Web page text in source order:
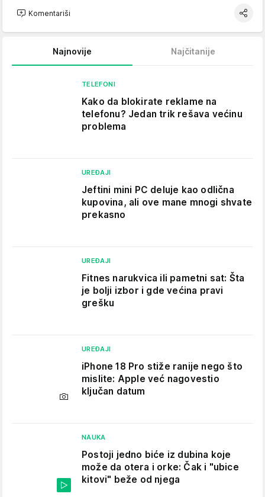
Komentariši
Najnovije Najčitanije
TELEFONI
Kako da blokirate reklame na
telefonu​? Jedan trik rešava većinu
problema
UREĐAJI
Jeftini mini PC deluje kao odlična
kupovina, ali ove mane mnogi shvate
prekasno
UREĐAJI
Fitnes narukvica ili pametni sat: Šta
je bolji izbor i gde većina pravi
grešku
UREĐAJI
iPhone 18 Pro stiže ranije nego što
mislite: Apple već nagovestio
ključan datum
NAUKA
Postoji jedno biće iz dubina koje
može da otera i orke: Čak i "ubice
kitovi" beže od njega